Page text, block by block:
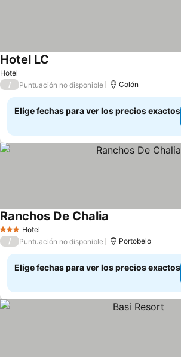
Hotel
Hotel LC
/ Puntuación no disponible Colón
Elige fechas para ver los precios exactos
3 Estrellas
Hotel
Ranchos De Chalia
/ Puntuación no disponible Portobelo
Elige fechas para ver los precios exactos